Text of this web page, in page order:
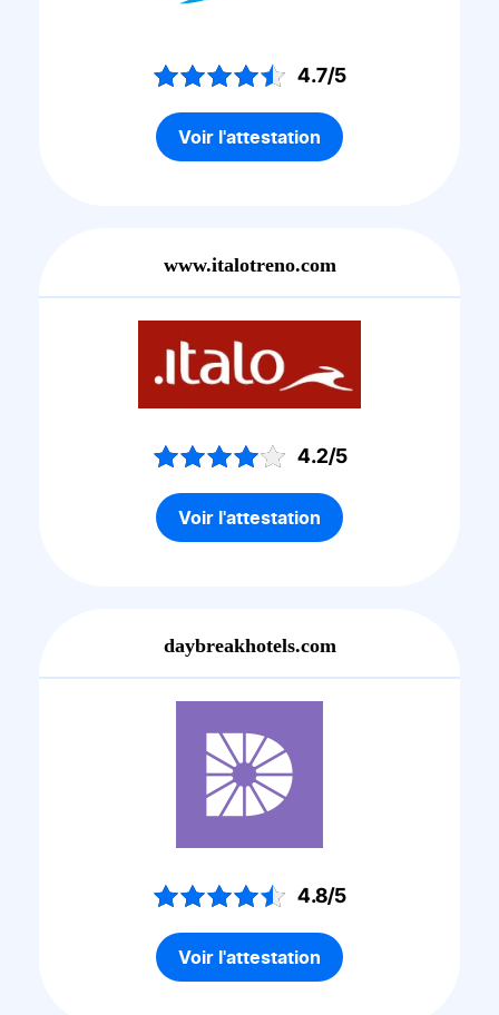
4.7/5
Voir l'attestation
www.italotreno.com
4.2/5
Voir l'attestation
daybreakhotels.com
4.8/5
Voir l'attestation